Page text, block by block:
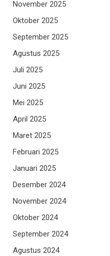
November 2025
Oktober 2025
September 2025
Agustus 2025
Juli 2025
Juni 2025
Mei 2025
April 2025
Maret 2025
Februari 2025
Januari 2025
Desember 2024
November 2024
Oktober 2024
September 2024
Agustus 2024